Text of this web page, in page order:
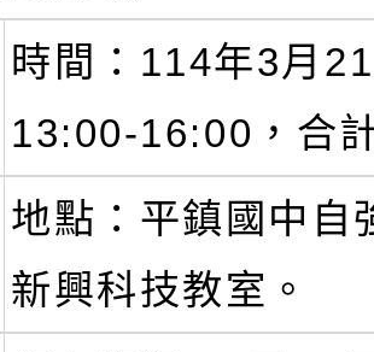
時間：114年3月
13:00-16:00，合
地點：平鎮國中自
新興科技教室。